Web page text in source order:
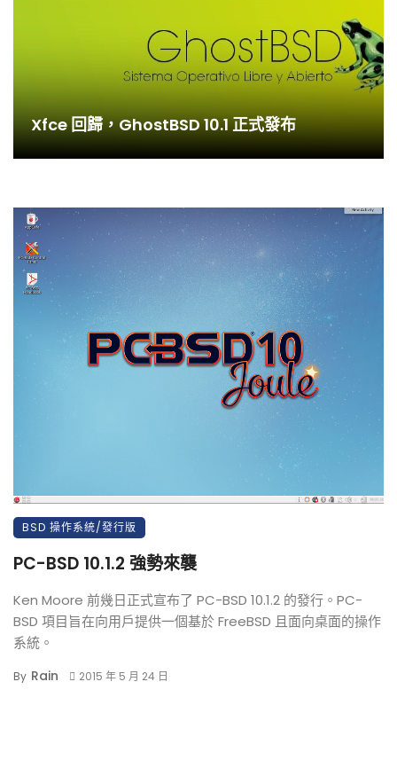
Xfce 回歸，GhostBSD 10.1 正式發布
BSD 操作系統/發行版
PC-BSD 10.1.2 強勢來襲
Ken Moore 前幾日正式宣布了 PC-BSD 10.1.2 的發行。PC-
BSD 項目旨在向用戶提供一個基於 FreeBSD 且面向桌面的操作
系統。
By Rain 2015 年 5 月 24 日